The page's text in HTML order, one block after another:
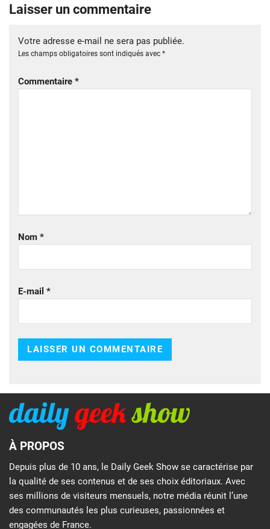
Laisser un commentaire
Votre adresse e-mail ne sera pas publiée.
Les champs obligatoires sont indiqués avec *
Commentaire *
Nom *
E-mail *
À PROPOS
Depuis plus de 10 ans, le Daily Geek Show se caractérise par
la qualité de ses contenus et de ses choix éditoriaux. Avec
ses millions de visiteurs mensuels, notre média réunit l’une
des communautés les plus curieuses, passionnées et
engagées de France.